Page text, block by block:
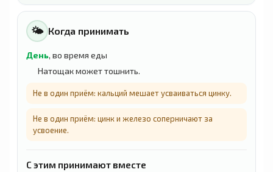
🌤 Когда принимать
День, во время еды
Натощак может тошнить.
Не в один приём: кальций мешает усваиваться цинку.
Не в один приём: цинк и железо соперничают за
усвоение.
С этим принимают вместе